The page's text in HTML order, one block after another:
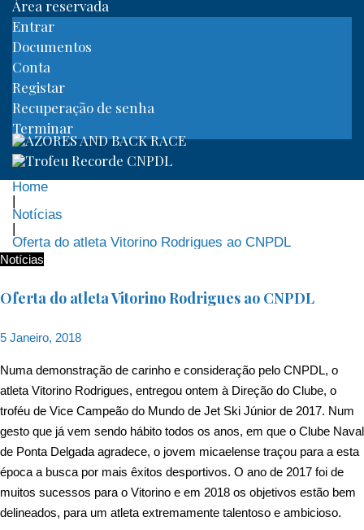
Área reservada
Entrar
Documentos
Conta
Registar
Recuperação de senha
Terminar
Home
|
Notícias
|
Oferta do atleta Vitorino Rodrigues ao CNPDL
Notícias
Oferta do atleta Vitorino Rodrigues ao CNPDL
5 Janeiro, 2018
Numa demonstração de carinho e consideração pelo CNPDL, o
atleta Vitorino Rodrigues, entregou ontem à Direção do Clube, o
troféu de Vice Campeão do Mundo de Jet Ski Júnior de 2017. Num
gesto que já vem sendo hábito todos os anos, em que o Clube Naval
de Ponta Delgada agradece, o jovem micaelense traçou para a esta
época a busca por mais êxitos desportivos. O ano de 2017 foi de
muitos sucessos para o Vitorino e em 2018 os objetivos estão bem
delineados, para um atleta extremamente talentoso e ambicioso.